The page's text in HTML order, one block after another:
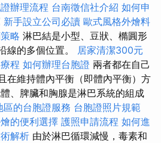
辦理流程 台南徵信社介紹 如何申
新手設立公司必讀 歐式風格外燴料
略 淋巴結是小型、豆狀、橢圓形
線的多個位置。 居家清潔300元
程 如何辦理台胞證 兩者都在自己
在維持體內平衡（即體內平衡）方
、脾臟和胸腺是淋巴系統的組成
區的台胞證服務 台胞證照片規範
的便利選擇 護照申請流程 如何進
解析 由於淋巴循環減慢，毒素和